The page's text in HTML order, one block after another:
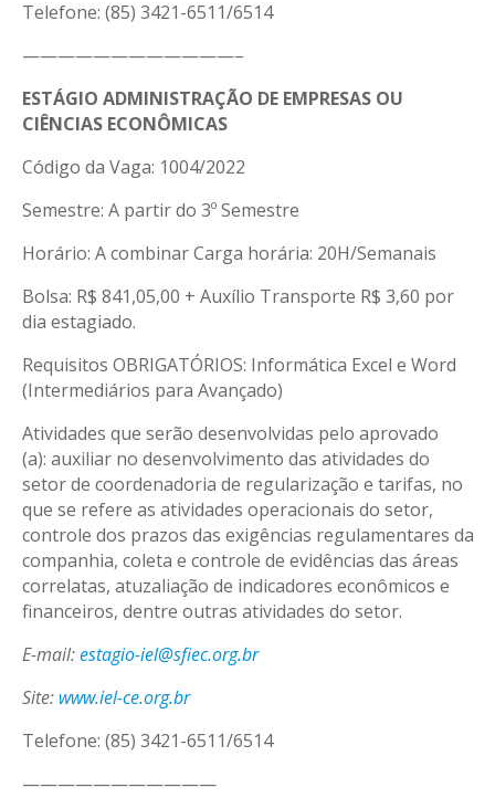
Telefone: (85) 3421-6511/6514
————————————–
ESTÁGIO ADMINISTRAÇÃO DE EMPRESAS OU
CIÊNCIAS ECONÔMICAS
Código da Vaga: 1004/2022
Semestre: A partir do 3º Semestre
Horário: A combinar Carga horária: 20H/Semanais
Bolsa: R$ 841,05,00 + Auxílio Transporte R$ 3,60 por
dia estagiado.
Requisitos OBRIGATÓRIOS: Informática Excel e Word
(Intermediários para Avançado)
Atividades que serão desenvolvidas pelo aprovado
(a): auxiliar no desenvolvimento das atividades do
setor de coordenadoria de regularização e tarifas, no
que se refere as atividades operacionais do setor,
controle dos prazos das exigências regulamentares da
companhia, coleta e controle de evidências das áreas
correlatas, atuzaliação de indicadores econômicos e
financeiros, dentre outras atividades do setor.
E-mail:estagio-iel@sfiec.org.br
Site: www.iel-ce.org.br
Telefone: (85) 3421-6511/6514
———————————